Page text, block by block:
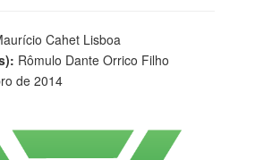
Cahet Lisboa
Rômulo Dante Orrico Filho
de 2014